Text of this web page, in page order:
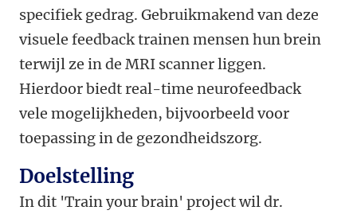
specifiek gedrag. Gebruikmakend van deze
visuele feedback trainen mensen hun brein
terwijl ze in de MRI scanner liggen.
Hierdoor biedt real-time neurofeedback
vele mogelijkheden, bijvoorbeeld voor
toepassing in de gezondheidszorg.
Doelstelling
In dit 'Train your brain' project wil dr.